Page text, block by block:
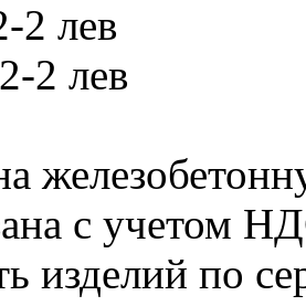
лев
2 лев
с учетом
изделий по